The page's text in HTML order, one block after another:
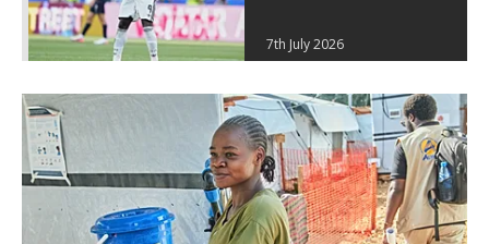
7th July 2026